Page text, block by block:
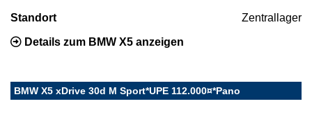
Standort Zentrallager
Details zum BMW X5 anzeigen
BMW X5 xDrive 30d M Sport*UPE 112.000¤*Pano